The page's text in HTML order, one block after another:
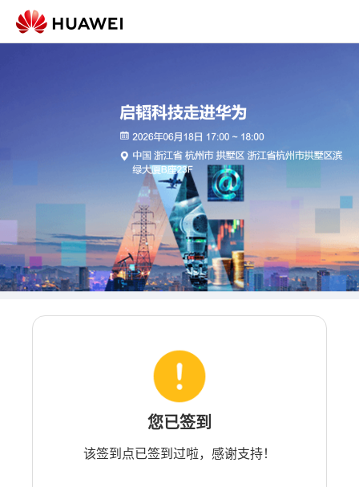
您已签到
该签到点已签到过啦，感谢支持！